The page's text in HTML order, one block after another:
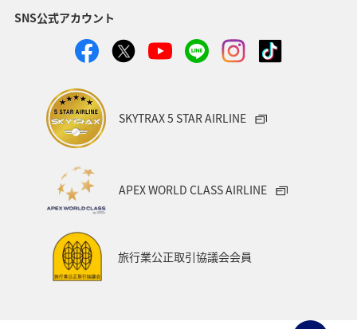
SNS公式アカウント
SKYTRAX 5 STAR AIRLINE
APEX WORLD CLASS AIRLINE
旅行業公正取引協議会会員